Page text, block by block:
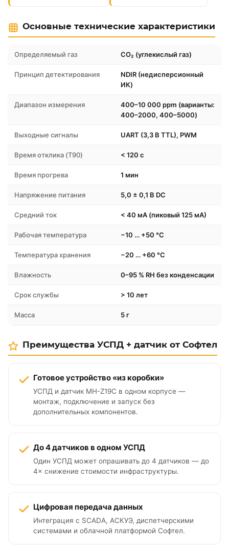
Основные технические характеристики
Определяемый газ CO₂ (углекислый газ)
Принцип детектирования
NDIR (недисперсионный
ИК)
Диапазон измерения
400–10 000 ppm (варианты:
400–2000, 400–5000)
Выходные сигналы UART (3,3 В TTL), PWM
Время отклика (T90) < 120 с
Время прогрева 1 мин
Напряжение питания 5,0 ± 0,1 В DC
Средний ток < 40 мА (пиковый 125 мА)
Рабочая температура −10 … +50 °C
Температура хранения −20 … +60 °C
Влажность 0–95 % RH без конденсации
Срок службы > 10 лет
Масса 5 г
Преимущества УСПД + датчик от Софтел
Готовое устройство «из коробки»
УСПД и датчик MH-Z19C в одном корпусе —
монтаж, подключение и запуск без
дополнительных компонентов.
До 4 датчиков в одном УСПД
Один УСПД может опрашивать до 4 датчиков — до
4× снижение стоимости инфраструктуры.
Цифровая передача данных
Интеграция с SCADA, АСКУЭ, диспетчерскими
системами и облачной платформой Софтел.